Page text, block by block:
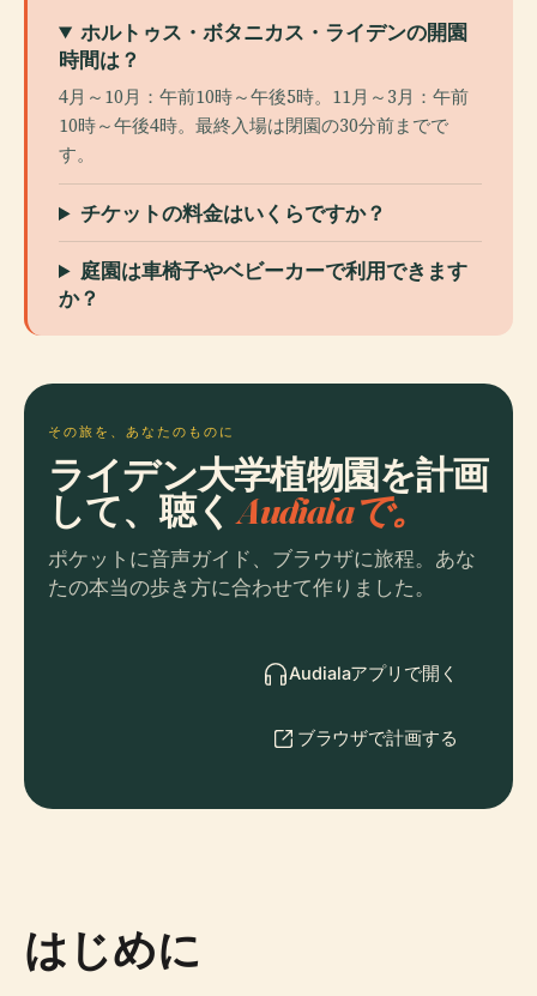
ホルトゥス・ボタニカス・ライデンの開園
時間は？
4月～10月：午前10時～午後5時。11月～3月：午前
10時～午後4時。最終入場は閉園の30分前までで
す。
チケットの料金はいくらですか？
庭園は車椅子やベビーカーで利用できます
か？
その旅を、あなたのものに
ライデン大学植物園を計画
して、聴くAudialaで。
ポケットに音声ガイド、ブラウザに旅程。あな
たの本当の歩き方に合わせて作りました。
Audialaアプリで開く
ブラウザで計画する
はじめに